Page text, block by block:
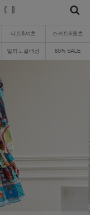
니트&셔츠 스커트&팬츠
밀라노컬렉션 80% SALE